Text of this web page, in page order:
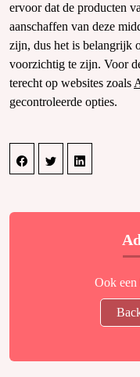
ervoor dat de producten
aanschaffen van deze
zijn, dus het is belangrijk
voorzichtig te zijn. Voor
terecht op websites zoals
gecontroleerde opties.
Ook een